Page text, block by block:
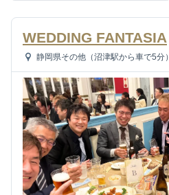
WEDDING FANTASIA
静岡県その他（沼津駅から車で5分）